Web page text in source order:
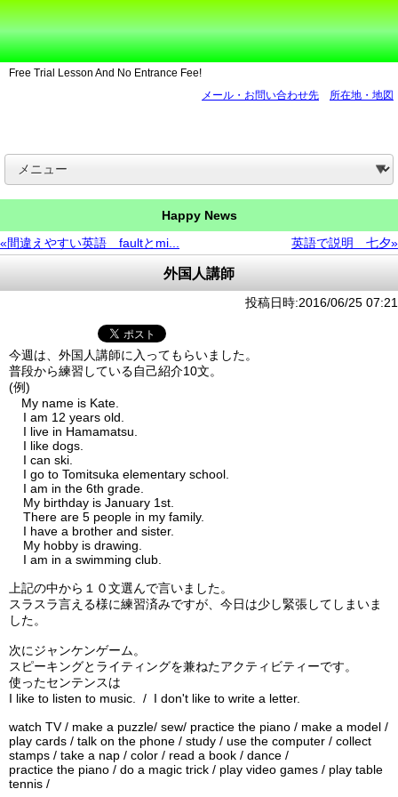
Free Trial Lesson And No Entrance Fee!
メール・お問い合わせ先
所在地・地図
Happy News
«間違えやすい英語 faultとmi...
英語で説明 七夕»
外国人講師
投稿日時:2016/06/25 07:21
今週は、外国人講師に入ってもらいました。
普段から練習している自己紹介10文。
(例)
My name is Kate.
I am 12 years old.
I live in Hamamatsu.
I like dogs.
I can ski.
I go to Tomitsuka elementary school.
I am in the 6th grade.
My birthday is January 1st.
There are 5 people in my family.
I have a brother and sister.
My hobby is drawing.
I am in a swimming club.
上記の中から１０文選んで言いました。
スラスラ言える様に練習済みですが、今日は少し緊張してしまいま
した。
次にジャンケンゲーム。
スピーキングとライティングを兼ねたアクティビティーです。
使ったセンテンスは
I like to listen to music. / I don't like to write a letter.
watch TV / make a puzzle/ sew/ practice the piano / make a model /
play cards / talk on the phone / study / use the computer / collect
stamps / take a nap / color / read a book / dance /
practice the piano / do a magic trick / play video games / play table
tennis /